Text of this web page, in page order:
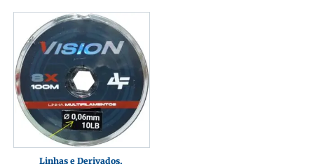
Linhas e Derivados,